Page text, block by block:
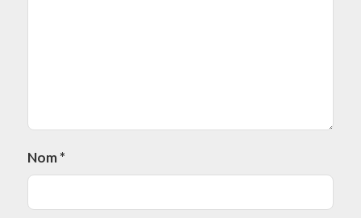
Nom*